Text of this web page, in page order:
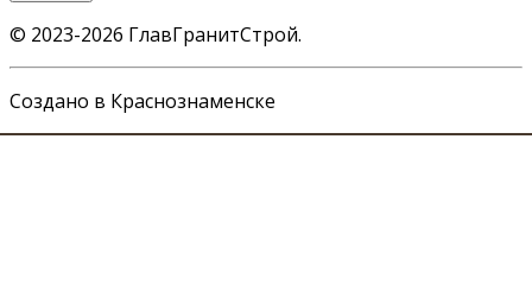
© 2023-2026 ГлавГранитСтрой.
Создано в Краснознаменске